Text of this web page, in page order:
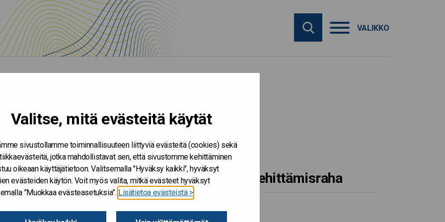
Valitse, mitä evästeitä käytät
sivustollamme toiminnallisuuteen liittyviä evästeitä (cookies) sekä
jotka mahdollistavat sen, että sivustomme kehittäminen
oikeaan käyttäjätietoon. Valitsemalla "Hyväksy kaikki", hyväksyt
evästeiden käytön. Voit myös valita, mitkä evästeet hyväksyt
”Muokkaa evästeasetuksia”. Lisätietoa evästeistä >
VALIKKO
Kaiku-kehittämisraha